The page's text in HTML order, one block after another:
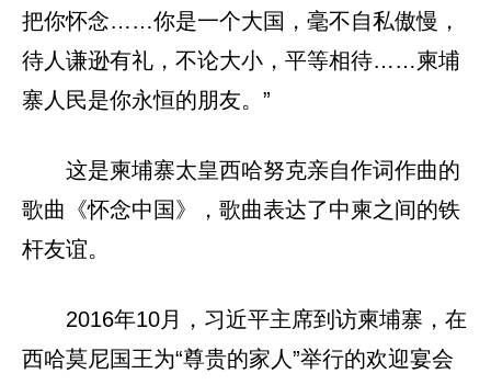
把你怀念……你是一个大国，毫不自私傲慢，
待人谦逊有礼，不论大小，平等相待……柬埔
寨人民是你永恒的朋友。”
这是柬埔寨太皇西哈努克亲自作词作曲的
歌曲《怀念中国》，歌曲表达了中柬之间的铁
杆友谊。
2016年10月，习近平主席到访柬埔寨，在
西哈莫尼国王为“尊贵的家人”举行的欢迎宴会